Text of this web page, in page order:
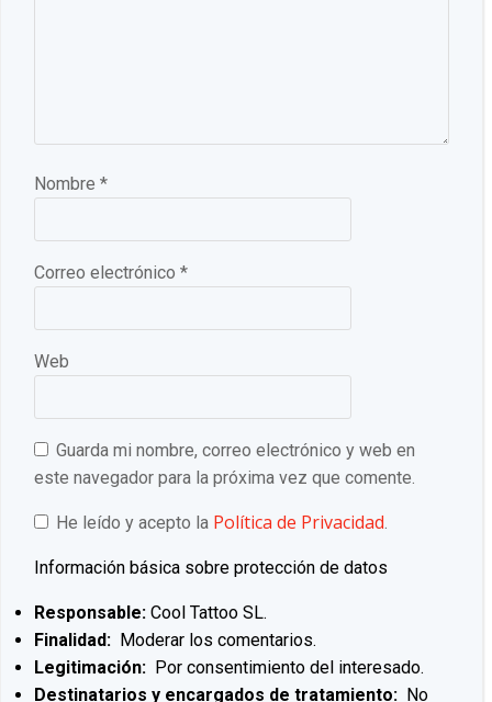
Nombre *
Correo electrónico *
Web
Guarda mi nombre, correo electrónico y web en
este navegador para la próxima vez que comente.
He leído y acepto la Política de Privacidad.
Información básica sobre protección de datos
Responsable: Cool Tattoo SL.
Finalidad: Moderar los comentarios.
Legitimación: Por consentimiento del interesado.
Destinatarios y encargados de tratamiento: No